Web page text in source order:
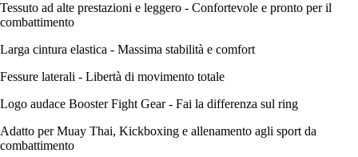
Tessuto ad alte prestazioni e leggero - Confortevole e pronto per il
combattimento
Larga cintura elastica - Massima stabilità e comfort
Fessure laterali - Libertà di movimento totale
Logo audace Booster Fight Gear - Fai la differenza sul ring
Adatto per Muay Thai, Kickboxing e allenamento agli sport da
combattimento